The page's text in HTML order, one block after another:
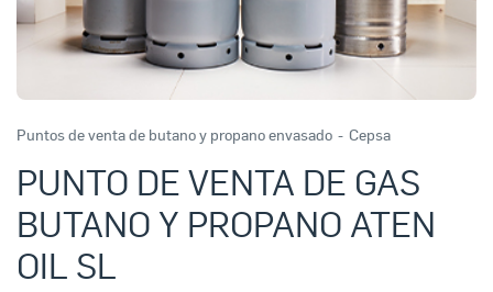
Puntos de venta de butano y propano envasado - Cepsa
PUNTO DE VENTA DE GAS
BUTANO Y PROPANO ATEN
OIL SL